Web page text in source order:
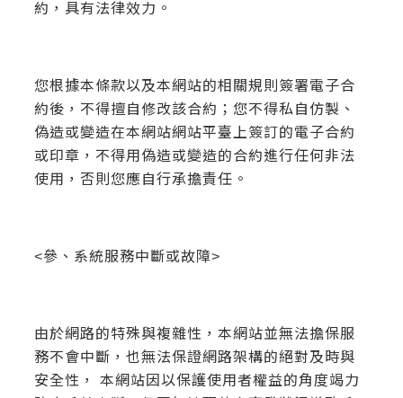
約，具有法律效力。
您根據本條款以及本網站的相關規則簽署電子合
約後，不得擅自修改該合約；您不得私自仿製、
偽造或變造在本網站網站平臺上簽訂的電子合約
或印章，不得用偽造或變造的合約進行任何非法
使用，否則您應自行承擔責任。
<參、系統服務中斷或故障>
由於網路的特殊與複雜性，本網站並無法擔保服
務不會中斷，也無法保證網路架構的絕對及時與
安全性， 本網站因以保護使用者權益的角度竭力